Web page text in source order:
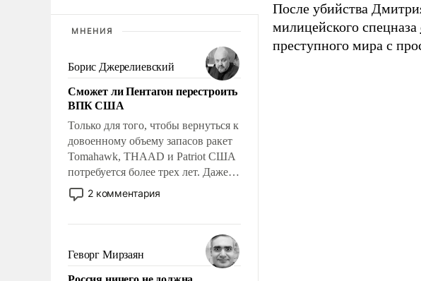
МНЕНИЯ
Борис Джерелиевский
Сможет ли Пентагон перестроить
ВПК США
Только для того, чтобы вернуться к
довоенному объему запасов ракет
Tomahawk, THAAD и Patriot США
потребуется более трех лет. Даже
небольшая война с Ираном
опустошила американские
уязвимости США, например, перед
Китаем.
2 комментария
Геворг Мирзаян
После убийства
милицейского спецназа
преступного мира с